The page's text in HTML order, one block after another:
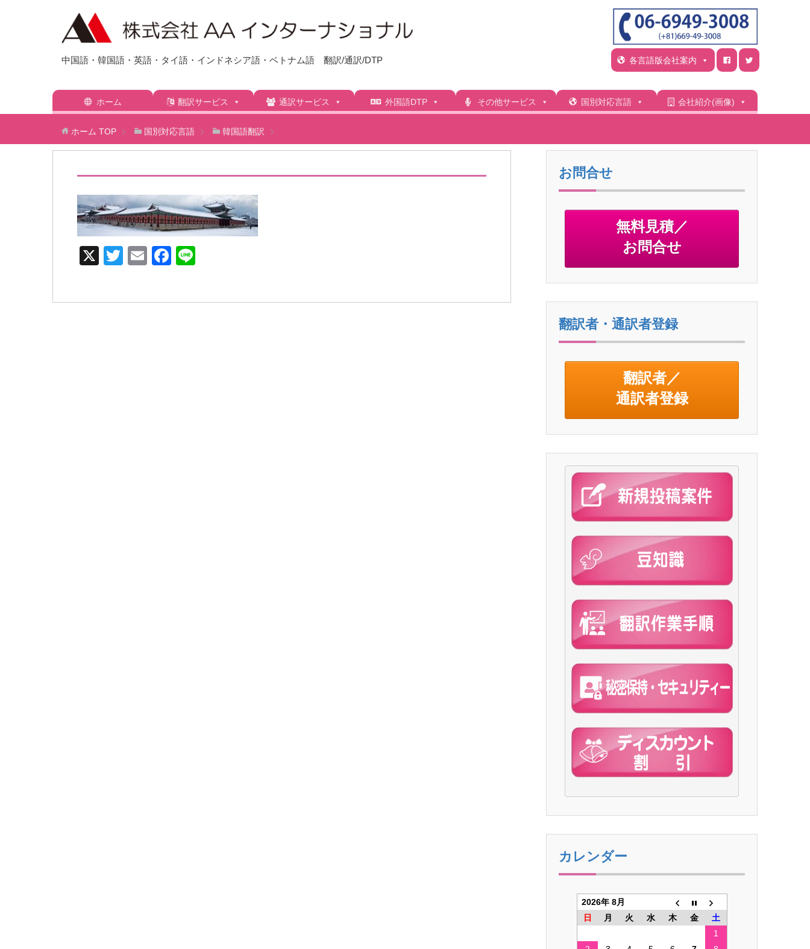
中国語・韓国語・英語・タイ語・インドネシア語・ベトナム語 翻訳/通訳/DTP 各言語版会社案内
ホーム 翻訳サービス 通訳サービス 外国語DTP その他サービス 国別対応言語 会社紹介(画像)
ホーム TOP 国別対応言語 韓国語翻訳
X
T
E
F
お問合せ
無料見積／
お問合せ
翻訳者・通訳者登録
翻訳者／
通訳者登録
カレンダー
2026年 8月
日
月 火 水 木 金
土
1